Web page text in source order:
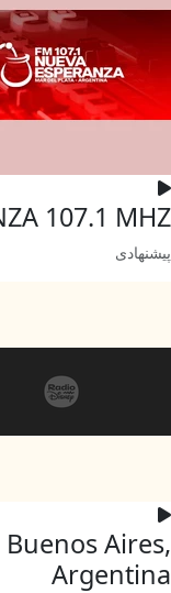
107.1 MHZ
پیشنهادی
Aires,
Argentina